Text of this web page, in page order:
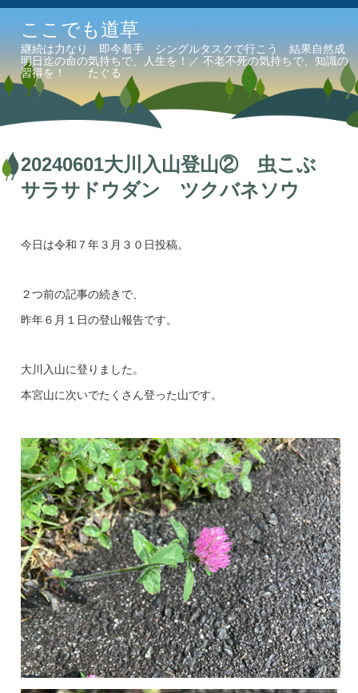
ここでも道草
継続は力なり 即今着手 シングルタスクで行こう 結果自然成
明日迄の命の気持ちで、人生を！／ 不老不死の気持ちで、知識の
習得を！ たぐる
20240601大川入山登山② 虫こぶ
サラサドウダン ツクバネソウ
今日は令和７年３月３０日投稿。
２つ前の記事の続きで、
昨年６月１日の登山報告です。
大川入山に登りました。
本宮山に次いでたくさん登った山です。